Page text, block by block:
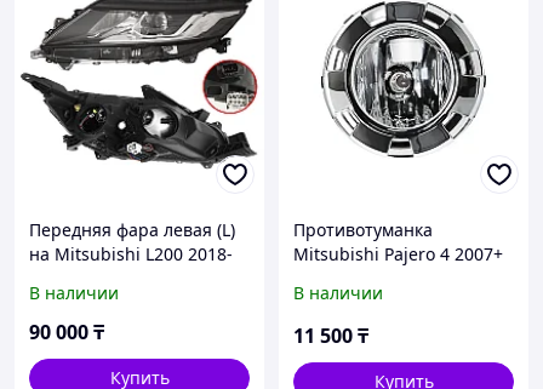
Передняя фара левая (L)
на Mitsubishi L200 2018-
(SAT)
В наличии
90 000₸
Купить
Противотуманка
Mitsubishi Pajero 4 2007+
В наличии
11 500₸
Купить